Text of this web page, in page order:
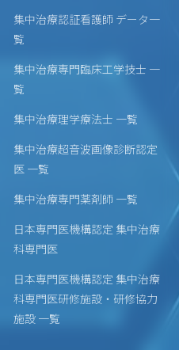
集中治療認証看護師 データ一
覧
集中治療専門臨床工学技士 一
覧
集中治療理学療法士 一覧
集中治療超音波画像診断認定
医 一覧
集中治療専門薬剤師 一覧
日本専門医機構認定 集中治療
科専門医
日本専門医機構認定 集中治療
科専門医研修施設・研修協力
施設 一覧